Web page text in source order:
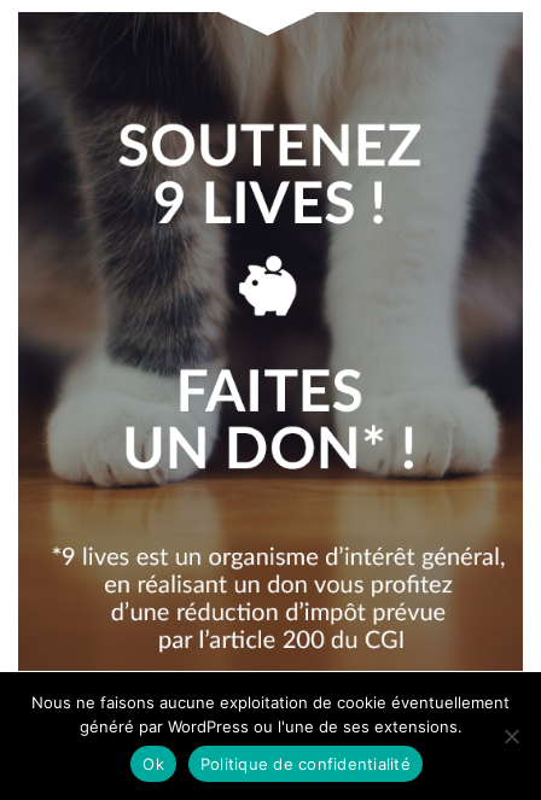
Articles les plus lus
Nous ne faisons aucune exploitation de cookie éventuellement
généré par WordPress ou l'une de ses extensions.
Ok
Politique de confidentialité